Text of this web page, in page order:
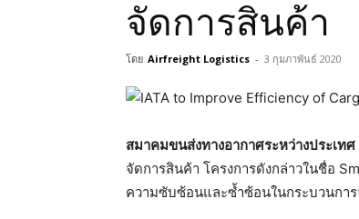
จัดการสินค้า
โดย Airfreight Logistics - 3 กุมภาพันธ์ 2020
สมาคมขนส่งทางอากาศระหว่างประเทศ
จัดการสินค้า โครงการดังกล่าวในชื่อ
ความซับซ้อนและซ้ำซ้อนในกระบวนกา